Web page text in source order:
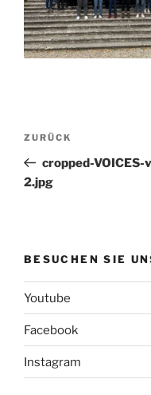
Vorheriger
Beitrag
ZURÜCK
cropped-
2.jpg
BESUCHEN SIE
Youtube
Facebook
Instagram